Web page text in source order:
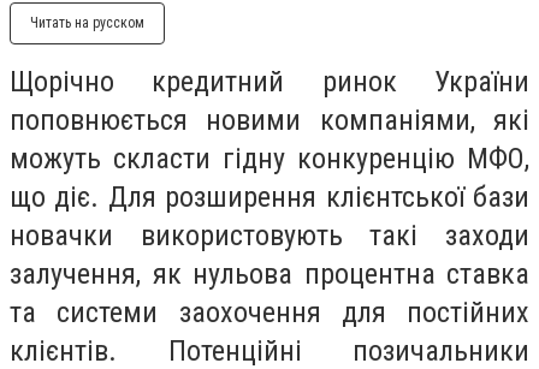
Читать на русском
Щорічно кредитний ринок України
поповнюється новими компаніями, які
можуть скласти гідну конкуренцію МФО,
що діє. Для розширення клієнтської бази
новачки використовують такі заходи
залучення, як нульова процентна ставка
та системи заохочення для постійних
клієнтів. Потенційні позичальники